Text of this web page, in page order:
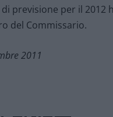
previsione per il 2012
del Commissario.
2011